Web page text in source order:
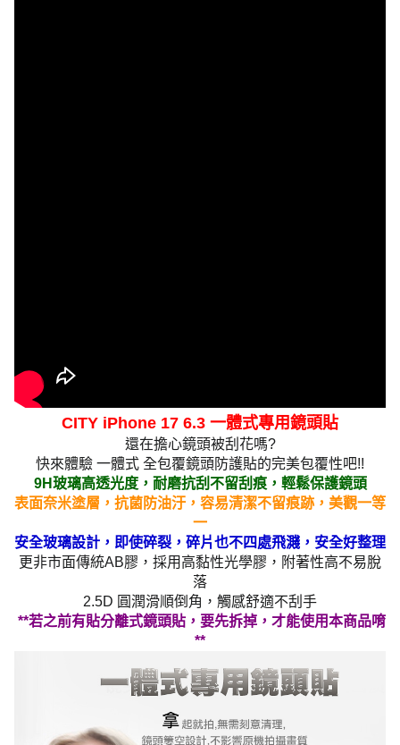
CITY iPhone 17 6.3 一體式專用鏡頭貼
還在擔心鏡頭被刮花嗎?
快來體驗 一體式 全包覆鏡頭防護貼的完美包覆性吧!!
9H玻璃高透光度，耐磨抗刮不留刮痕，輕鬆保護鏡頭
表面奈米塗層，抗菌防油汙，容易清潔不留痕跡，美觀一等
一
安全玻璃設計，即使碎裂，碎片也不四處飛濺，安全好整理
更非市面傳統AB膠，採用高黏性光學膠，附著性高不易脫
落
2.5D 圓潤滑順倒角，觸感舒適不刮手
**若之前有貼分離式鏡頭貼，要先拆掉，才能使用本商品唷
**